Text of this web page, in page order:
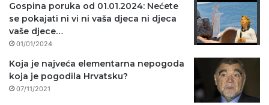
Gospina poruka od 01.01.2024: Nećete
se pokajati ni vi ni vaša djeca ni djeca
vaše djece…
01/01/2024
Koja je najveća elementarna nepogoda
koja je pogodila Hrvatsku?
07/11/2021